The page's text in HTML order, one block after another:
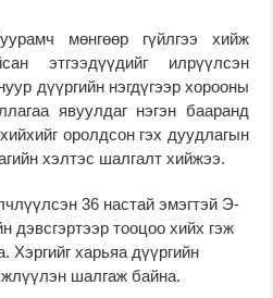
мөнгөөр гүйлгээ хийж
этгээдүүдийг илрүүлсэн
дүүргийн нэгдүгээр хорооны
явуулдаг нэгэн бааранд
оролдсон гэх дуудлагын
хэлтэс шалгалт хийжээ.
36 настай эмэгтэй Э-
дэвсгэртээр тооцоо хийх гэж
Хэргийг харьяа дүүргийн
шалгаж байна.